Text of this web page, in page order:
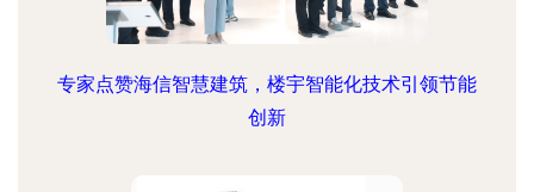
专家点赞海信智慧建筑，楼宇智能化技术引领节能
创新